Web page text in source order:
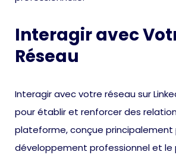
Interagir avec
Réseau
Interagir avec votre réseau sur
pour établir et renforcer des
plateforme, conçue principalement
développement professionnel et